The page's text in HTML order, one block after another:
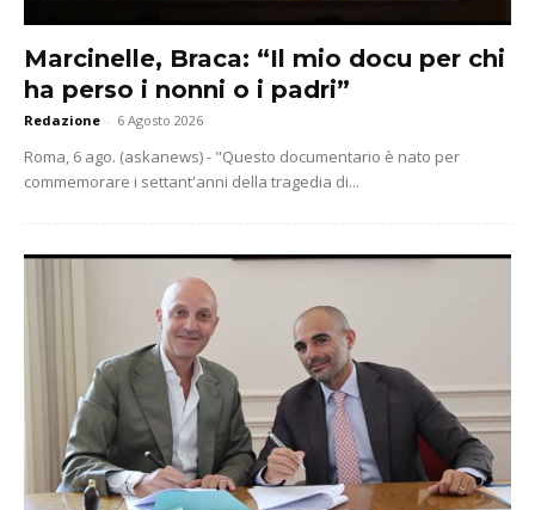
Marcinelle, Braca: “Il mio docu per chi
ha perso i nonni o i padri”
Redazione - 6 Agosto 2026
Roma, 6 ago. (askanews) - "Questo documentario è nato per
commemorare i settant'anni della tragedia di...